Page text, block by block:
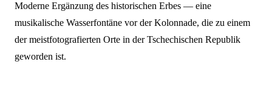
Moderne Ergänzung des historischen Erbes — eine
musikalische Wasserfontäne vor der Kolonnade, die zu einem
der meistfotografierten Orte in der Tschechischen Republik
geworden ist.